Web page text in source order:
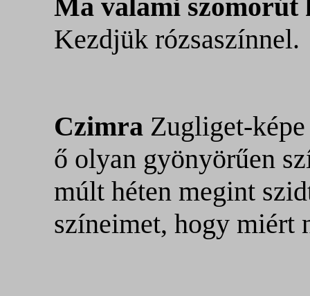
Ma valami szomorút
Kezdjük rózsaszínnel.
Czimra Zugliget-
ő olyan gyönyörűen
múlt héten megint
színeimet, hogy miért